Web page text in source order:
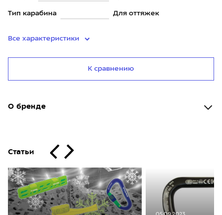
Тип карабина Для оттяжек
Все характеристики
К сравнению
О бренде
Статьи